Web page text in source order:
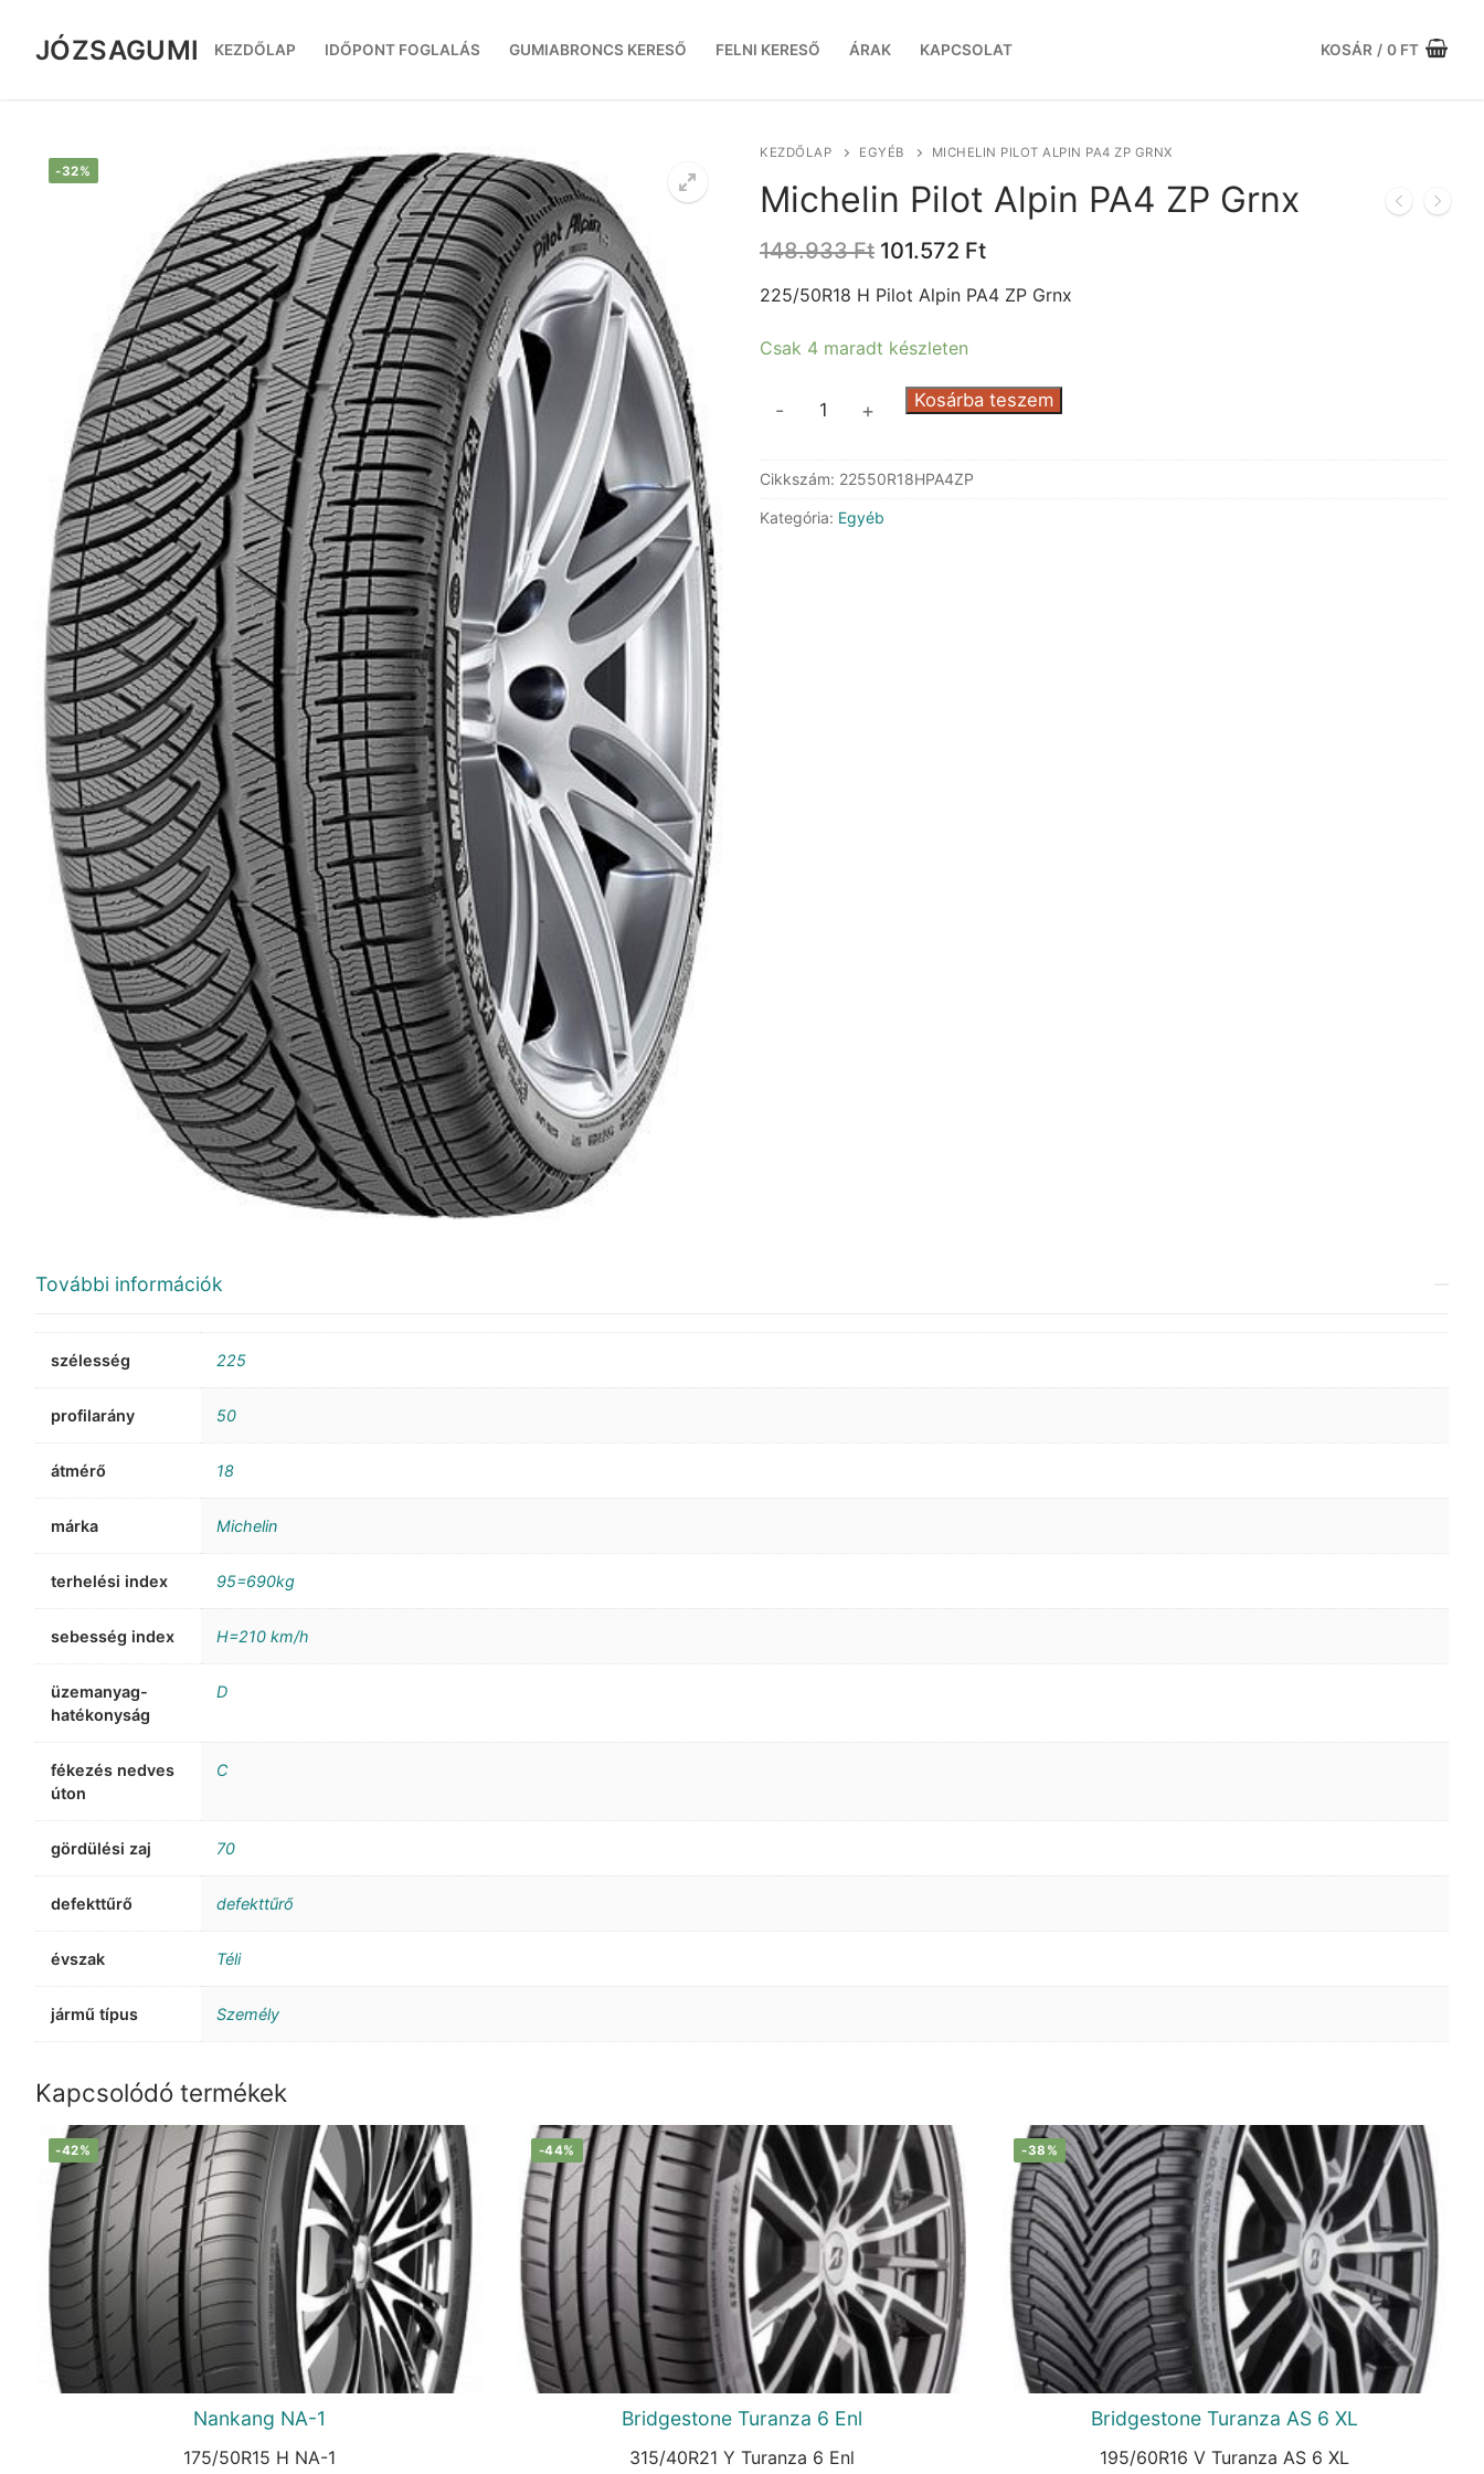
tartalomra
JÓZSAGUMI KEZDŐLAP IDŐPONT FOGLALÁS GUMIABRONCS KERESŐ FELNI KERESŐ ÁRAK KAPCSOLAT KOSÁR / 0 FT
-32%
KEZDŐLAP EGYÉB MICHELIN PILOT ALPIN PA4 ZP GRNX
Michelin Pilot Alpin PA4 ZP Grnx
148.933Ft Original
was:
101.572 FtCurrent
is:
225/50R18 H Pilot Alpin PA4 ZP Grnx
Csak 4 maradt készleten
Michelin
PA4
ZP
- + Kosárba teszem
Cikkszám: 22550R18HPA4ZP
Kategória: Egyéb
További információk
szélesség 225
profilarány 50
átmérő 18
márka Michelin
terhelési index 95=690kg
sebesség index H=210 km/h
üzemanyag-
hatékonyság
D
fékezés nedves
úton
C
gördülési zaj 70
defekttűrő defekttűrő
évszak Téli
jármű típus Személy
Kapcsolódó termékek
-42%
Nankang NA-1
175/50R15 H NA-1
-44%
Bridgestone Turanza 6 Enl
315/40R21 Y Turanza 6 Enl
-38%
Bridgestone Turanza AS 6 XL
195/60R16 V Turanza AS 6 XL